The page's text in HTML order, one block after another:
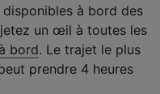
à bord des
un œil à toutes les
bord. Le trajet le plus
prendre 4 heures